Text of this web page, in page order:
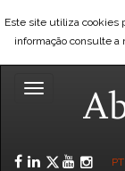
Este site utiliza cookies
informação consulte a
Toggle
PT